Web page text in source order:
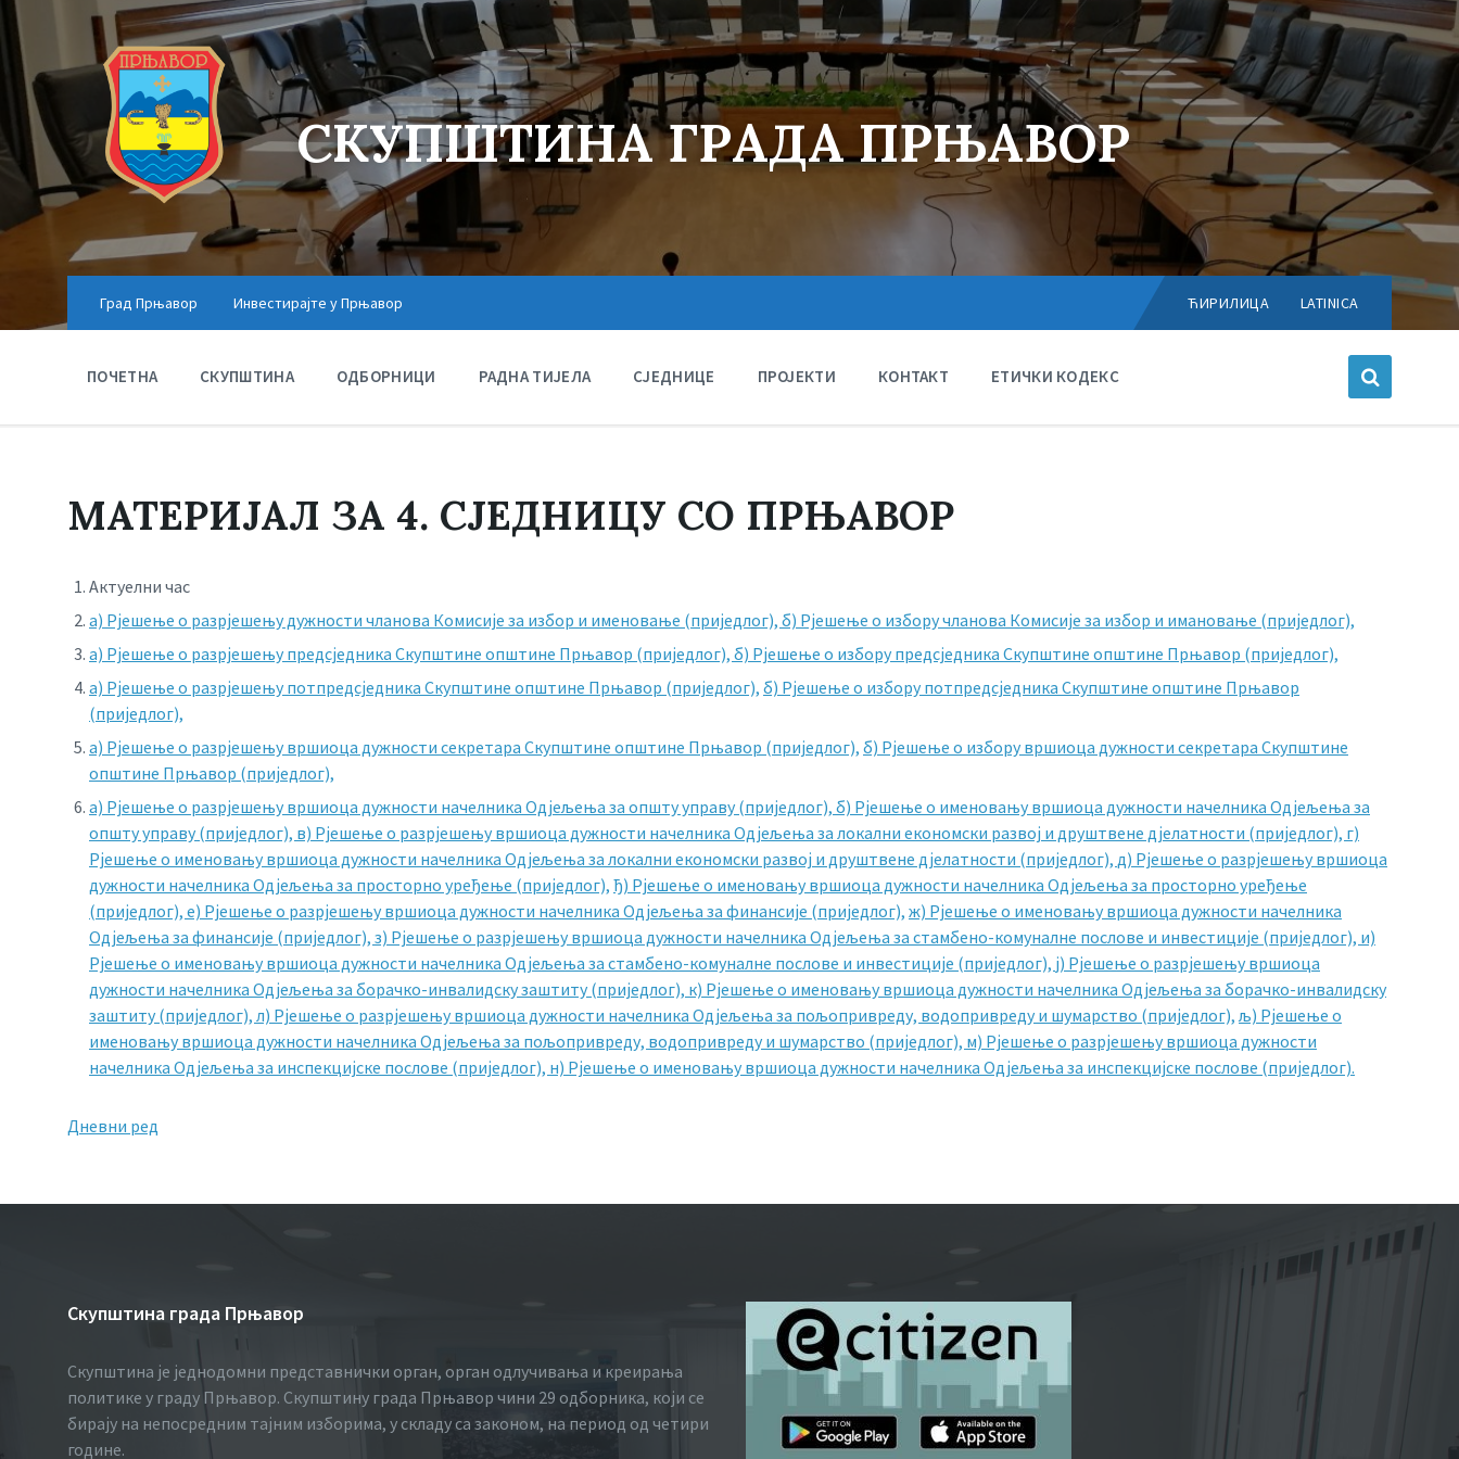
СКУПШТИНА ГРАДА ПРЊАВОР
Град Прњавор Инвестирајте у Прњавор
Choose
language:
ЋИРИЛИЦА LATINICA
ПОЧЕТНА СКУПШТИНА ОДБОРНИЦИ РАДНА ТИЈЕЛА СЈЕДНИЦЕ ПРОЈЕКТИ КОНТАКТ ЕТИЧКИ КОДЕКС
МАТЕРИЈАЛ ЗА 4. СЈЕДНИЦУ СО ПРЊАВОР
Актуелни час
а) Рјешење о разрјешењу дужности чланова Комисије за избор и именовање (приједлог), б) Рјешење о избору чланова Комисије за избор и имановање (приједлог),
a) Рјешење о разрјешењу предсједника Скупштине општине Прњавор (приједлог), б) Рјешење о избору предсједника Скупштине општине Прњавор (приједлог),
a) Рјешење о разрјешењу потпредсједника Скупштине општине Прњавор (приједлог), б) Рјешење о избору потпредсједника Скупштине општине Прњавор
(приједлог),
а) Рјешење о разрјешењу вршиоца дужности секретара Скупштине општине Прњавор (приједлог), б) Рјешење о избору вршиоца дужности секретара Скупштине
општине Прњавор (приједлог),
а) Рјешење о разрјешењу вршиоца дужности начелника Одјељења за општу управу (приједлог), б) Рјешење о именовању вршиоца дужности начелника Одјељења за
општу управу (приједлог), в) Рјешење о разрјешењу вршиоца дужности начелника Одјељења за локални економски развој и друштвене дјелатности (приједлог), г)
Рјешење о именовању вршиоца дужности начелника Одјељења за локални економски развој и друштвене дјелатности (приједлог), д) Рјешење о разрјешењу вршиоца
дужности начелника Одјељења за просторно уређење (приједлог), ђ) Рјешење о именовању вршиоца дужности начелника Одјељења за просторно уређење
(приједлог), е) Рјешење о разрјешењу вршиоца дужности начелника Одјељења за финансије (приједлог), ж) Рјешење о именовању вршиоца дужности начелника
Одјељења за финансије (приједлог), з) Рјешење о разрјешењу вршиоца дужности начелника Одјељења за стамбено-комуналне послове и инвестиције (приједлог), и)
Рјешење о именовању вршиоца дужности начелника Одјељења за стамбено-комуналне послове и инвестиције (приједлог), ј) Рјешење о разрјешењу вршиоца
дужности начелника Одјељења за борачко-инвалидску заштиту (приједлог), к) Рјешење о именовању вршиоца дужности начелника Одјељења за борачко-инвалидску
заштиту (приједлог), л) Рјешење о разрјешењу вршиоца дужности начелника Одјељења за пољопривреду, водопривреду и шумарство (приједлог), љ) Рјешење о
именовању вршиоца дужности начелника Одјељења за пољопривреду, водопривреду и шумарство (приједлог), м) Рјешење о разрјешењу вршиоца дужности
начелника Одјељења за инспекцијске послове (приједлог), н) Рјешење о именовању вршиоца дужности начелника Одјељења за инспекцијске послове (приједлог).
Дневни ред
Скупштина града Прњавор
Скупштина је једнодомни представнички орган, орган одлучивања и креирања
политике у граду Прњавор. Скупштину града Прњавор чини 29 одборника, који се
бирају на непосредним тајним изборима, у складу са законом, на период од четири
године.